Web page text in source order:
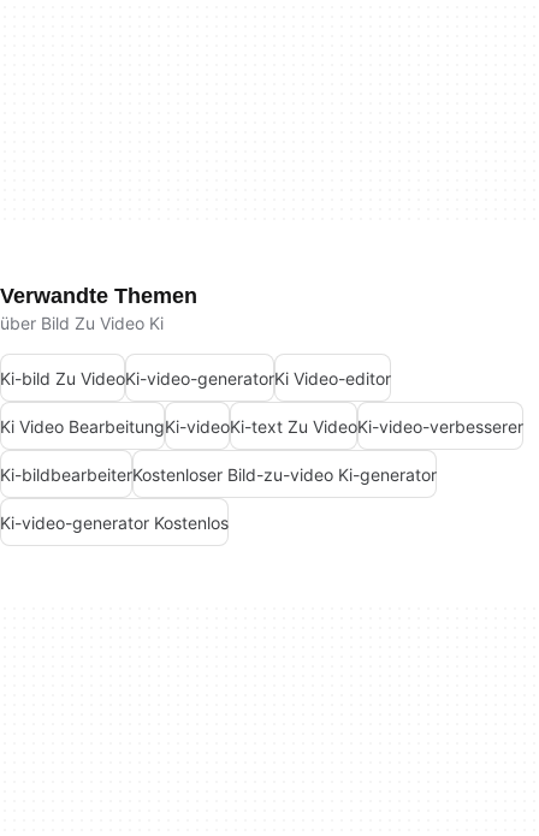
Verwandte Themen
über Bild Zu Video Ki
Ki-bild Zu VideoKi-video-generatorKi Video-editor
Ki Video BearbeitungKi-videoKi-text Zu VideoKi-video-verbesserer
Ki-bildbearbeiterKostenloser Bild-zu-video Ki-generator
Ki-video-generator Kostenlos